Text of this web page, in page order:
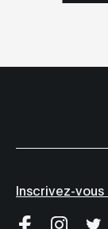
Inscrivez-